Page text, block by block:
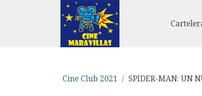
Cine Club 2021 SPIDER-MAN: UN